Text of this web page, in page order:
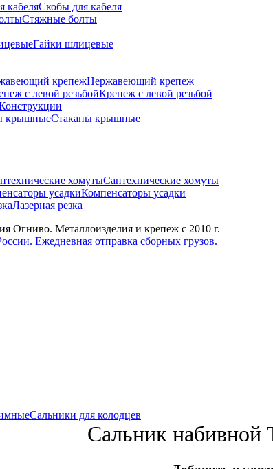
Скобы для кабеля
Стяжные болты
Гайки шлицевые
Нержавеющий крепеж
Крепеж с левой резьбой
Стаканы крышные
Сантехнические хомуты
Компенсаторы усадки
Лазерная резка
Огниво. Металлоизделия и крепеж с 2010 г.
Ежедневная отправка сборных грузов.
Сальники для колодцев
Сальник